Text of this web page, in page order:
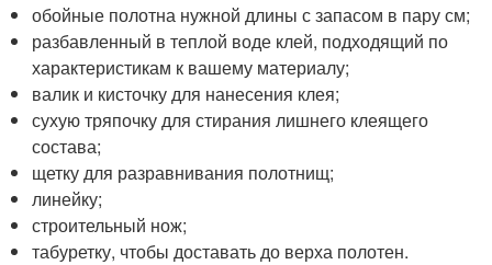
обойные полотна нужной длины с запасом в пару см;
разбавленный в теплой воде клей, подходящий по
характеристикам к вашему материалу;
валик и кисточку для нанесения клея;
сухую тряпочку для стирания лишнего клеящего
состава;
щетку для разравнивания полотнищ;
линейку;
строительный нож;
табуретку, чтобы доставать до верха полотен.